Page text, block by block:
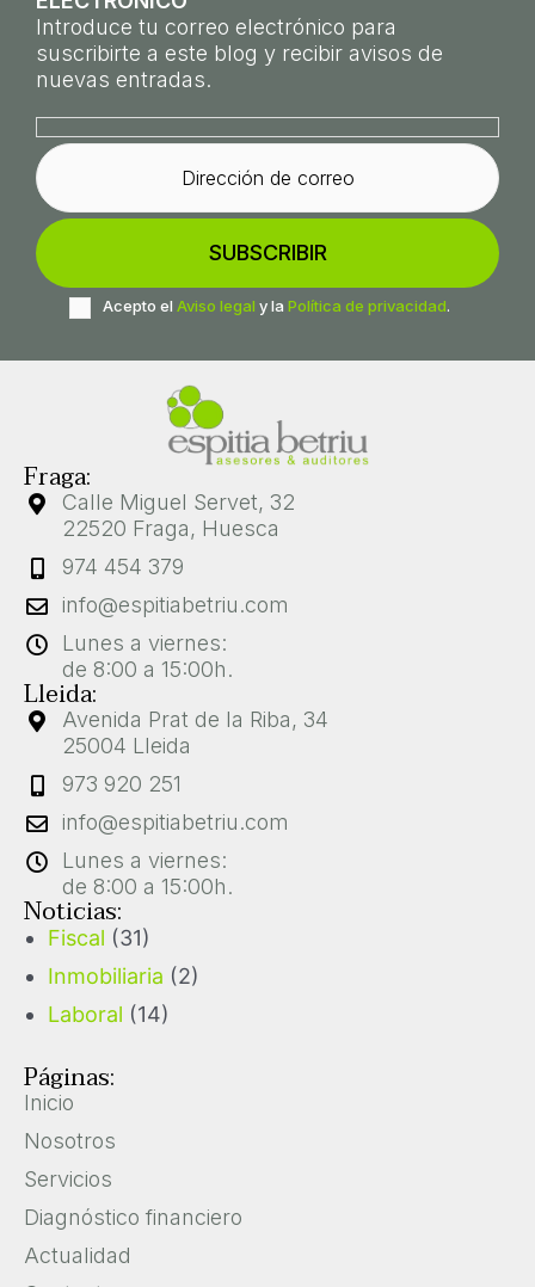
Introduce tu correo electrónico para
suscribirte a este blog y recibir avisos de
nuevas entradas.
Acepto el Aviso legal y la Política de privacidad.
Fraga:
Calle Miguel Servet, 32
22520 Fraga, Huesca
974 454 379
info@espitiabetriu.com
Lunes a viernes:
de 8:00 a 15:00h.
Lleida:
Avenida Prat de la Riba, 34
25004 Lleida
973 920 251
info@espitiabetriu.com
Lunes a viernes:
de 8:00 a 15:00h.
Noticias:
Fiscal (31)
Inmobiliaria (2)
Laboral (14)
Páginas:
Inicio
Nosotros
Servicios
Diagnóstico financiero
Actualidad